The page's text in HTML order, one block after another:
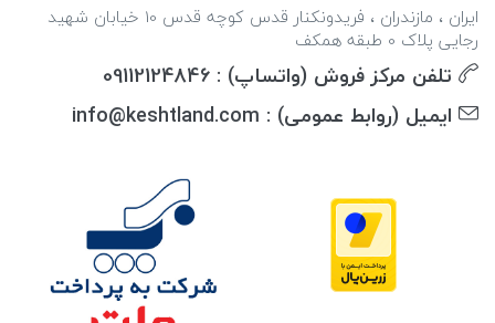
ایران ، مازندران ، فریدونکنار قدس کوچه قدس 10 خیابان شهید
رجایی پلاک 0 طبقه همکف
تلفن مرکز فروش (واتساپ) : 09112124846
ایمیل (روابط عمومی) : info@keshtland.com